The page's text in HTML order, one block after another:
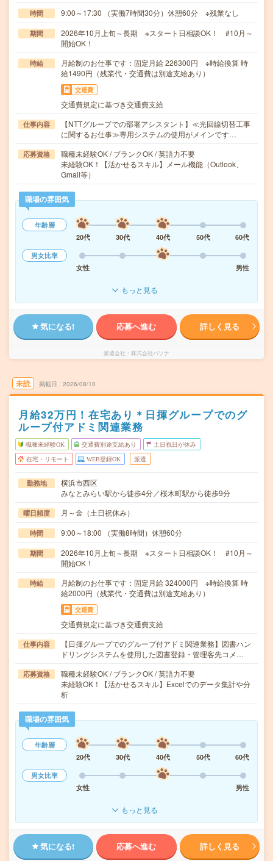
時間 9:00～17:30 （実働7時間30分）休憩60分 ※残業なし
期間
2026年10月上旬～長期 ※スタート日相談OK！ #10月～
開始OK！
時給
月給制のお仕事です：固定月給 226300円 ※時給換算 時
給1490円（残業代・交通費は別途支給あり）
交通費
交通費規定に基づき交通費支給
仕事内容
【NTTグループでの部署アシスタント】≪光回線切替工事
に関するお仕事≫専用システムの使用がメインです…
応募資格
職種未経験OK / ブランクOK / 英語力不要
未経験OK！【活かせるスキル】メール機能（Outlook、
Gmail等）
職場の雰囲気
年齢層
20代
30代 40代 50代
60代
男女比率
女性
男性
もっと見る
気になる! 応募へ進む 詳しく見る
派遣会社 株式会社パソナ
未読 掲載日 2026/08/10
月給32万円！在宅あり＊日揮グループでのグ
ループ付アドミ関連業務
職種未経験OK 交通費別途支給あり 土日祝日が休み
在宅・リモート WEB登録OK 派遣
勤務地
横浜市西区
みなとみらい駅から徒歩4分／桜木町駅から徒歩9分
曜日頻度 月～金（土日祝休み）
時間 9:00～18:00 （実働8時間）休憩60分
期間
2026年10月上旬～長期 ※スタート日相談OK！ #10月～
開始OK！
時給
月給制のお仕事です：固定月給 324000円 ※時給換算 時
給2000円（残業代・交通費は別途支給あり）
交通費
交通費規定に基づき交通費支給
仕事内容
【日揮グループでのグループ付アドミ関連業務】図書ハン
ドリングシステムを使用した図書登録・管理客先コメ…
応募資格
職種未経験OK / ブランクOK / 英語力不要
未経験OK！【活かせるスキル】Excelでのデータ集計や分
析
職場の雰囲気
年齢層
20代
30代 40代 50代
60代
男女比率
女性
男性
もっと見る
気になる! 応募へ進む 詳しく見る